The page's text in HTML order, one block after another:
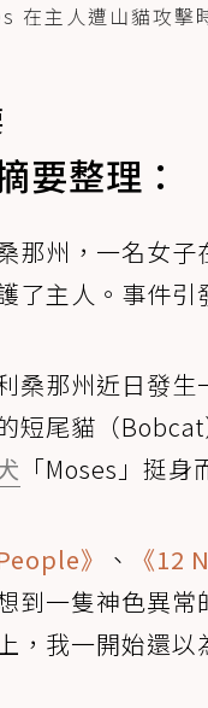
在主人遭山貓攻擊
要整理：
那州，一名女
了主人。事件引
桑那州近日發生
短尾貓（
「Moses」挺
》 、 《12
到一隻神色異
，我一開始還